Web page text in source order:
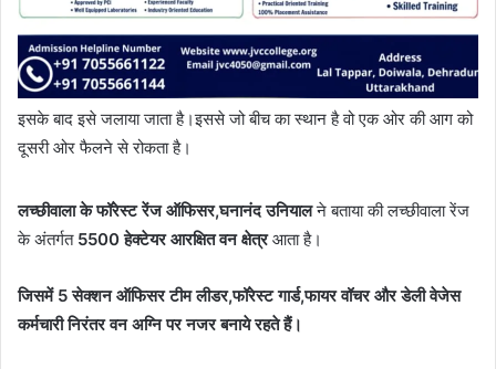
इसके बाद इसे जलाया जाता है।इससे जो बीच का स्थान है वो एक ओर की आग को
दूसरी ओर फैलने से रोकता है।
लच्छीवाला के फॉरेस्ट रेंज ऑफिसर,घनानंद उनियालने बताया की लच्छीवाला रेंज
के अंतर्गत 5500 हेक्टेयर आरक्षित वन क्षेत्रआता है।
जिसमें 5 सेक्शन ऑफिसर टीम लीडर,फॉरेस्ट गार्ड,फायर वॉचर और डेली वेजेस
कर्मचारी निरंतर वन अग्नि पर नजर बनाये रहते हैं।